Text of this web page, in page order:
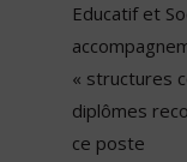
Educatif et
« structures
diplômes
ce poste